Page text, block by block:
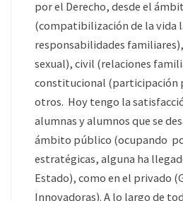
por el Derecho, desde el
(compatibilización de la vida
responsabilidades
sexual), civil (relaciones
constitucional (participación
otros. Hoy tengo la
alumnas y alumnos que se
ámbito público (ocupando
estratégicas, alguna ha
Estado), como en el privado
Innovadoras). A lo largo de